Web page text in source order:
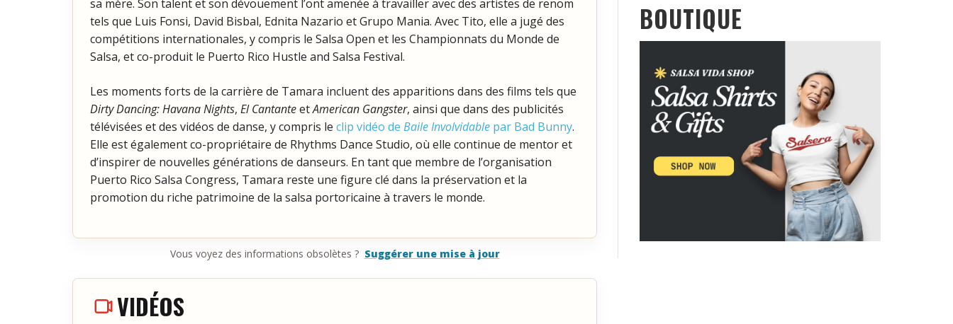
sa mère. Son talent et son dévouement l’ont amenée à travailler avec des artistes de renom
tels que Luis Fonsi, David Bisbal, Ednita Nazario et Grupo Mania. Avec Tito, elle a jugé des
compétitions internationales, y compris le Salsa Open et les Championnats du Monde de
Salsa, et co-produit le Puerto Rico Hustle and Salsa Festival.
Les moments forts de la carrière de Tamara incluent des apparitions dans des films tels que
Dirty Dancing: Havana Nights, El CantanteetAmerican Gangster, ainsi que dans des publicités
télévisées et des vidéos de danse, y compris le clip vidéo de Baile Involvidable par Bad Bunny.
Elle est également co-propriétaire de Rhythms Dance Studio, où elle continue de mentor et
d’inspirer de nouvelles générations de danseurs. En tant que membre de l’organisation
Puerto Rico Salsa Congress, Tamara reste une figure clé dans la préservation et la
promotion du riche patrimoine de la salsa portoricaine à travers le monde.
Vous voyez des informations obsolètes ? Suggérer une mise à jour
VIDÉOS
BOUTIQUE